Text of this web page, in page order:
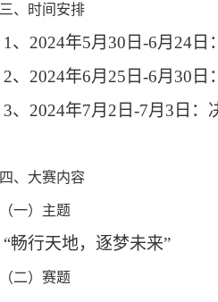
三、时间安排
1 、 2024年5月 30 日-6月 24日
2、 2024年6月 25 日-6月 30 日
3、 2024年7月 2 日-7月 3 日：
四、大赛内容
（一）主题
“畅行天地，逐梦未来”
（二）赛题